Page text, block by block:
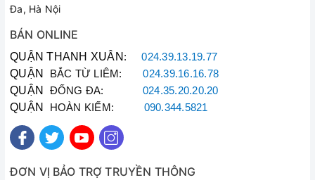
Đa, Hà Nội
BÁN ONLINE
QUẬN THANH XUÂN :024.39.13.19.77
QUẬN BẮC TỪ LIÊM:024.39.16.16.78
QUẬN ĐỐNG ĐA: 024.35.20.20.20
QUẬN HOÀN KIẾM: 090.344.5821
ĐƠN VỊ BẢO TRỢ TRUYỀN THÔNG